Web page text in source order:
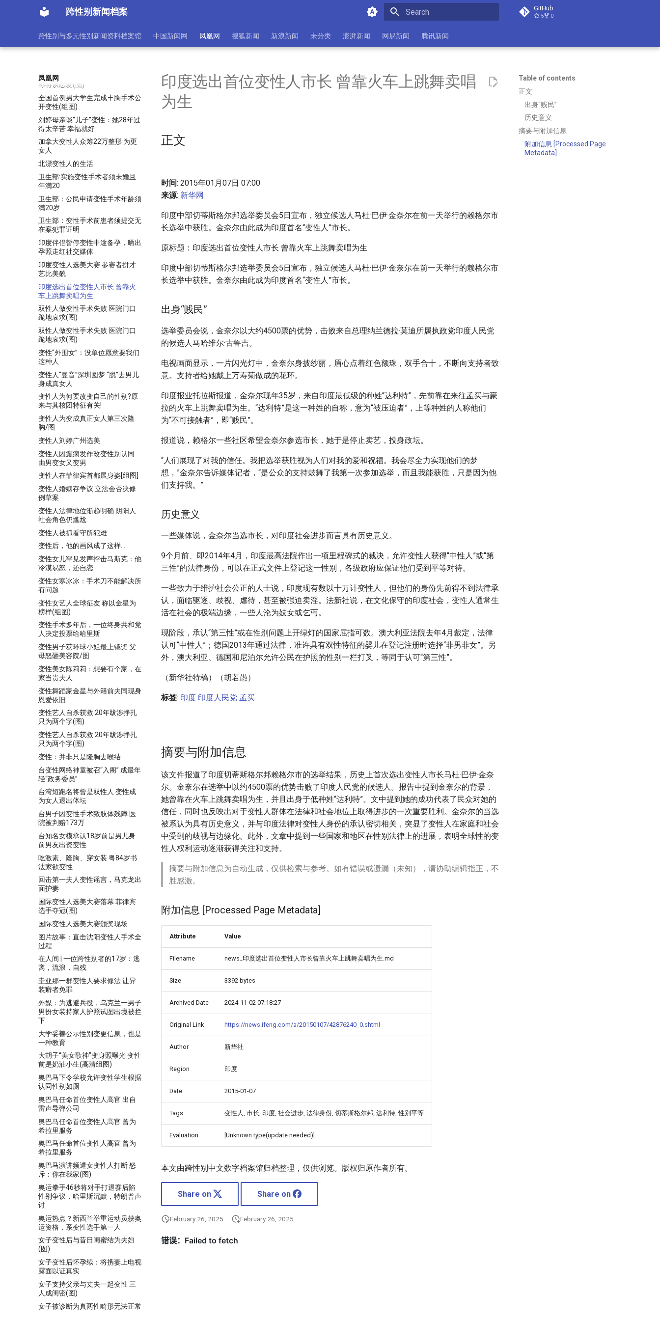
跨性别新闻档案 GitHub
5 0
跨性别与多元性别新闻资料档案馆 中国新闻网 凤凰网 搜狐新闻 新浪新闻 未分类 澎湃新闻 网易新闻 腾讯新闻
凤凰网
俄罗斯将禁止“变性合法国家”公民
收养俄儿童
俄罗斯规定变性人和跨性人不得领
驾照 称为了减少车祸
全国首位变性大学生做整容手术
称将谈恋爱(图)
全国首例男大学生完成丰胸手术公
开变性(组图)
刘婷母亲谈“儿子”变性：她28年过
得太辛苦 幸福就好
加拿大变性人众筹22万整形 为更
女人
北漂变性人的生活
卫生部:实施变性手术者须未婚且
年满20
卫生部：公民申请变性手术年龄须
满20岁
卫生部：变性手术前患者须提交无
在案犯罪证明
印度伴侣暂停变性中途备孕，晒出
孕照走红社交媒体
印度变性人选美大赛 参赛者拼才
艺比美貌
印度选出首位变性人市长 曾靠火
车上跳舞卖唱为生
双性人做变性手术失败 医院门口
跪地哀求(图)
双性人做变性手术失败 医院门口
跪地哀求(图)
变性“外围女”：没单位愿意要我们
这种人
变性人“曼音”深圳圆梦 “脱”去男儿
身成真女人
变性人为何要改变自己的性别?原
来与其核团特征有关!
变性人为变成真正女人第三次隆
胸/图
变性人刘婷广州选美
变性人因癫痫发作改变性别认同
由男变女又变男
变性人在菲律宾首都展身姿[组图]
变性人婚姻存争议 立法会否决修
例草案
变性人法律地位渐趋明确 阴阳人
社会角色仍尴尬
变性人被抓看守所犯难
变性后，他的画风成了这样…
变性女儿罕见发声抨击马斯克：他
冷漠易怒，还自恋
变性女寒冰冰：手术刀不能解决所
有问题
变性女艺人全球征友 称以金星为
榜样(组图)
变性手术多年后，一位终身共和党
人决定投票给哈里斯
变性男子获环球小姐最上镜奖 父
母怒砸美容院/图
变性美女陈莉莉：想要有个家，在
家当贵夫人
变性舞蹈家金星与外籍前夫同现身
恩爱依旧
变性艺人自杀获救 20年跋涉挣扎
只为两个字(图)
变性艺人自杀获救 20年跋涉挣扎
只为两个字(图)
变性：并非只是隆胸去喉结
台变性网络神童被召“入阁” 成最年
轻“政务委员”
台湾短跑名将曾是双性人 变性成
为女人退出体坛
台男子因变性手术致肢体残障 医
院被判赔173万
台知名女模承认18岁前是男儿身
前男友出资变性
吃激素、隆胸、穿女装 粤84岁书
法家欲变性
回击第一夫人变性谣言，马克龙出
面护妻
国际变性人选美大赛落幕 菲律宾
选手夺冠(图)
国际变性人选美大赛颁奖现场
图片故事：直击沈阳变性人手术全
过程
在人间 | 一位跨性别者的17岁：逃
离，流浪，自残
圭亚那一群变性人要求修法 让异
装癖者免罪
外媒：为逃避兵役，乌克兰一男子
男扮女装持家人护照试图出境被拦
下
大学妥善公示性别变更信息，也是
一种教育
大胡子“美女歌神”变身照曝光 变性
前是奶油小生(高清组图)
奥巴马下令学校允许变性学生根据
认同性别如厕
奥巴马任命首位变性人高官 出自
雷声导弹公司
奥巴马任命首位变性人高官 曾为
希拉里服务
奥巴马任命首位变性人高官 曾为
希拉里服务
奥巴马演讲频遭女变性人打断 怒
斥：你在我家(图)
奥运拳手46秒将对手打退赛后陷
性别争议，哈里斯沉默，特朗普声
讨
奥运热点？新西兰举重运动员获奥
运资格，系变性选手第一人
女子变性后与昔日闺蜜结为夫妇
(图)
女子变性后怀孕续：将携妻上电视
露面以证真实
女子支持父亲与丈夫一起变性 三
人成闺密(图)
女子被诊断为真两性畸形无法正常
Table of contents
正文
出身“贱民”
历史意义
摘要与附加信息
附加信息 [Processed Page
Metadata]
印度选出首位变性人市长 曾靠火车上跳舞卖唱
为生
正文
时间: 2015年01月07日 07:00
来源: 新华网
印度中部切蒂斯格尔邦选举委员会5日宣布，独立候选人马杜·巴伊·金奈尔在前一天举行的赖格尔市
长选举中获胜。金奈尔由此成为印度首名“变性人”市长。
原标题：印度选出首位变性人市长 曾靠火车上跳舞卖唱为生
印度中部切蒂斯格尔邦选举委员会5日宣布，独立候选人马杜·巴伊·金奈尔在前一天举行的赖格尔市
长选举中获胜。金奈尔由此成为印度首名“变性人”市长。
出身“贱民”
选举委员会说，金奈尔以大约4500票的优势，击败来自总理纳兰德拉·莫迪所属执政党印度人民党
的候选人马哈维尔·古鲁吉。
电视画面显示，一片闪光灯中，金奈尔身披纱丽，眉心点着红色额珠，双手合十，不断向支持者致
意。支持者给她戴上万寿菊做成的花环。
印度报业托拉斯报道，金奈尔现年35岁，来自印度最低级的种姓“达利特”，先前靠在来往孟买与豪
拉的火车上跳舞卖唱为生。“达利特”是这一种姓的自称，意为“被压迫者”，上等种姓的人称他们
为“不可接触者”，即“贱民”。
报道说，赖格尔一些社区希望金奈尔参选市长，她于是停止卖艺，投身政坛。
“人们展现了对我的信任。我把选举获胜视为人们对我的爱和祝福。我会尽全力实现他们的梦
想，”金奈尔告诉媒体记者，“是公众的支持鼓舞了我第一次参加选举，而且我能获胜，只是因为他
们支持我。”
历史意义
一些媒体说，金奈尔当选市长，对印度社会进步而言具有历史意义。
9个月前、即2014年4月，印度最高法院作出一项里程碑式的裁决，允许变性人获得“中性人”或“第
三性”的法律身份，可以在正式文件上登记这一性别，各级政府应保证他们受到平等对待。
一些致力于维护社会公正的人士说，印度现有数以十万计变性人，但他们的身份先前得不到法律承
认，面临驱逐、歧视、虐待，甚至被强迫卖淫。法新社说，在文化保守的印度社会，变性人通常生
活在社会的极端边缘，一些人沦为妓女或乞丐。
现阶段，承认“第三性”或在性别问题上开绿灯的国家屈指可数。澳大利亚法院去年4月裁定，法律
认可“中性人”；德国2013年通过法律，准许具有双性特征的婴儿在登记注册时选择“非男非女”。另
外，澳大利亚、德国和尼泊尔允许公民在护照的性别一栏打叉，等同于认可“第三性”。
（新华社特稿）（胡若愚）
标签: 印度 印度人民党 孟买
摘要与附加信息
该文件报道了印度切蒂斯格尔邦赖格尔市的选举结果，历史上首次选出变性人市长马杜·巴伊·金奈
尔。金奈尔在选举中以约4500票的优势击败了印度人民党的候选人。报告中提到金奈尔的背景，
她曾靠在火车上跳舞卖唱为生，并且出身于低种姓“达利特”。文中提到她的成功代表了民众对她的
信任，同时也反映出对于变性人群体在法律和社会地位上取得进步的一次重要胜利。金奈尔的当选
被系认为具有历史意义，并与印度法律对变性人身份的承认密切相关，突显了变性人在家庭和社会
中受到的歧视与边缘化。此外，文章中提到一些国家和地区在性别法律上的进展，表明全球性的变
性人权利运动逐渐获得关注和支持。
摘要与附加信息为自动生成，仅供检索与参考。如有错误或遗漏（未知），请协助编辑指正，不
胜感激。
附加信息 [Processed Page Metadata]
Attribute Value
Filename news_印度选出首位变性人市长曾靠火车上跳舞卖唱为生.md
Size 3392 bytes
Archived Date 2024-11-02 07:18:27
Original Link https://news.ifeng.com/a/20150107/42876240_0.shtml
Author 新华社
Region 印度
Date 2015-01-07
Tags 变性人, 市长, 印度, 社会进步, 法律身份, 切蒂斯格尔邦, 达利特, 性别平等
Evaluation [Unknown type(update needed)]
本文由跨性别中文数字档案馆归档整理，仅供浏览。版权归原作者所有。
Share on Share on
February 26, 2025 February 26, 2025